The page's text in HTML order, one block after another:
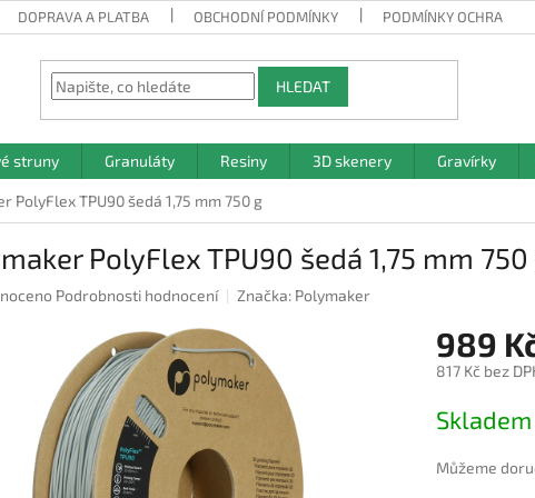
DOPRAVA A PLATBA OBCHODNÍ PODMÍNKY PODMÍNKY OCHRANY
HLEDAT
struny Granuláty Resiny 3D skenery Gravírky
PolyFlex TPU90 šedá 1,75 mm 750 g
PolyFlex TPU90 šedá 1,75 mm 750
Podrobnosti hodnocení Značka: Polymaker
989
817 Kč bez
cena:
Skladem
Můžeme